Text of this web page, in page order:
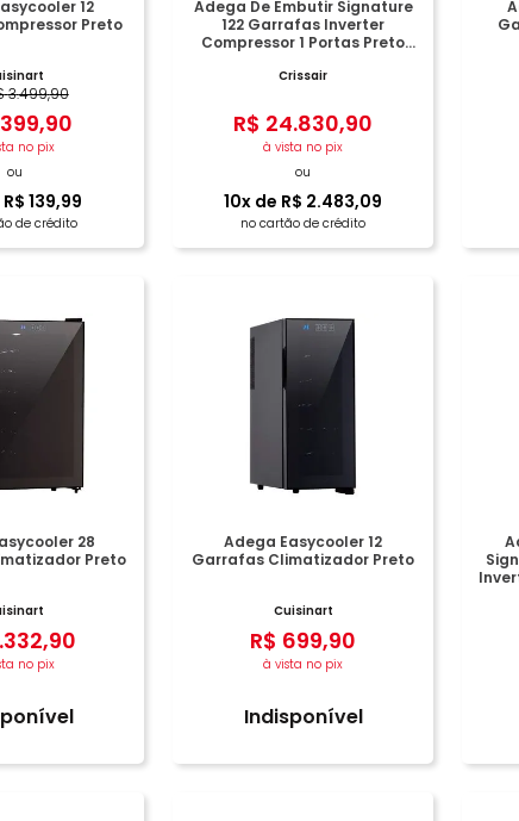
12
Preto
3.499,90
399,90
no pix
ou
R$ 139,99
de crédito
Adega De Embutir Signature
122 Garrafas Inverter
Compressor 1 Portas Preto
Crissair
R$ 24.830,90
à vista no pix
ou
10x de R$ 2.483,09
no cartão de crédito
28
Preto
.332,90
no pix
Adega Easycooler 12
Garrafas Climatizador Preto
Cuisinart
R$ 699,90
à vista no pix
Indisponível